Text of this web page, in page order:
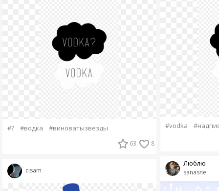
#? #водка #виноватызвезды
63 8
cisam
#vodka
sanasne
Люблю